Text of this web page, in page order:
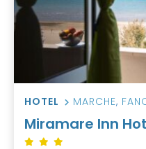
HOTEL MARCHE,
Miramare Inn